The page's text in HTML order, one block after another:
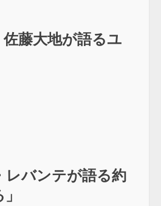
藤大地が語るユ
レバンテが語る約